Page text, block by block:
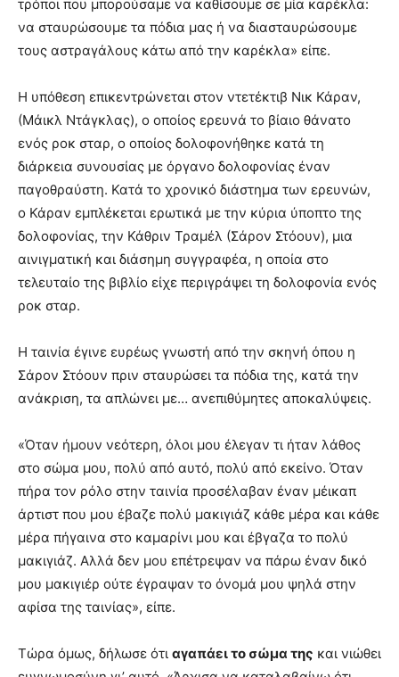
τρόποι που μπορούσαμε να καθίσουμε σε μία καρέκλα:
να σταυρώσουμε τα πόδια μας ή να διασταυρώσουμε
τους αστραγάλους κάτω από την καρέκλα» είπε.
Η υπόθεση επικεντρώνεται στον ντετέκτιβ Νικ Κάραν,
(Μάικλ Ντάγκλας), ο οποίος ερευνά το βίαιο θάνατο
ενός ροκ σταρ, ο οποίος δολοφονήθηκε κατά τη
διάρκεια συνουσίας με όργανο δολοφονίας έναν
παγοθραύστη. Κατά το χρονικό διάστημα των ερευνών,
ο Κάραν εμπλέκεται ερωτικά με την κύρια ύποπτο της
δολοφονίας, την Κάθριν Τραμέλ (Σάρον Στόουν), μια
αινιγματική και διάσημη συγγραφέα, η οποία στο
τελευταίο της βιβλίο είχε περιγράψει τη δολοφονία ενός
ροκ σταρ.
Η ταινία έγινε ευρέως γνωστή από την σκηνή όπου η
Σάρον Στόουν πριν σταυρώσει τα πόδια της, κατά την
ανάκριση, τα απλώνει με… ανεπιθύμητες αποκαλύψεις.
«Όταν ήμουν νεότερη, όλοι μου έλεγαν τι ήταν λάθος
στο σώμα μου, πολύ από αυτό, πολύ από εκείνο. Όταν
πήρα τον ρόλο στην ταινία προσέλαβαν έναν μέικαπ
άρτιστ που μου έβαζε πολύ μακιγιάζ κάθε μέρα και κάθε
μέρα πήγαινα στο καμαρίνι μου και έβγαζα το πολύ
μακιγιάζ. Αλλά δεν μου επέτρεψαν να πάρω έναν δικό
μου μακιγιέρ ούτε έγραψαν το όνομά μου ψηλά στην
αφίσα της ταινίας», είπε.
Τώρα όμως, δήλωσε ότι αγαπάει το σώμα της και νιώθει